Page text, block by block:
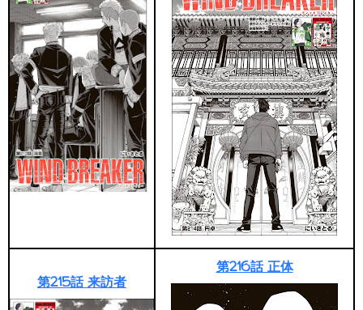
第215話 来訪者
第216話 正体